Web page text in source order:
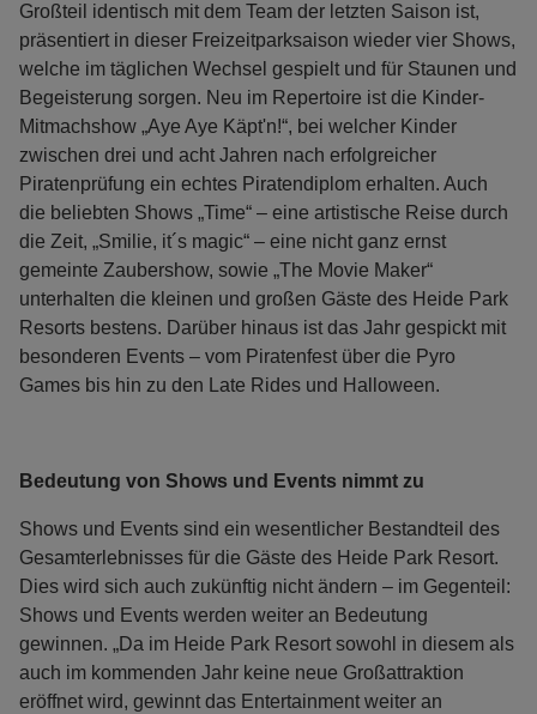
Großteil identisch mit dem Team der letzten Saison ist,
präsentiert in dieser Freizeitparksaison wieder vier Shows,
welche im täglichen Wechsel gespielt und für Staunen und
Begeisterung sorgen. Neu im Repertoire ist die Kinder-
Mitmachshow „Aye Aye Käpt'n!“, bei welcher Kinder
zwischen drei und acht Jahren nach erfolgreicher
Piratenprüfung ein echtes Piratendiplom erhalten. Auch
die beliebten Shows „Time“ – eine artistische Reise durch
die Zeit, „Smilie, it´s magic“ – eine nicht ganz ernst
gemeinte Zaubershow, sowie „The Movie Maker“
unterhalten die kleinen und großen Gäste des Heide Park
Resorts bestens. Darüber hinaus ist das Jahr gespickt mit
besonderen Events – vom Piratenfest über die Pyro
Games bis hin zu den Late Rides und Halloween.
Bedeutung von Shows und Events nimmt zu
Shows und Events sind ein wesentlicher Bestandteil des
Gesamterlebnisses für die Gäste des Heide Park Resort.
Dies wird sich auch zukünftig nicht ändern – im Gegenteil:
Shows und Events werden weiter an Bedeutung
gewinnen. „Da im Heide Park Resort sowohl in diesem als
auch im kommenden Jahr keine neue Großattraktion
eröffnet wird, gewinnt das Entertainment weiter an